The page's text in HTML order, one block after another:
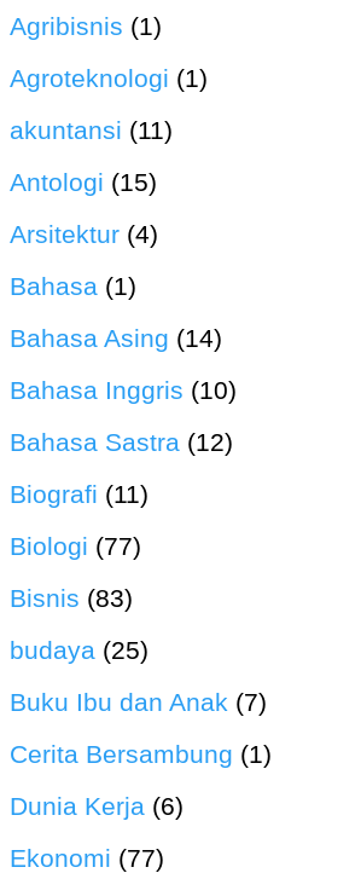
Agribisnis (1)
Agroteknologi (1)
akuntansi (11)
Antologi (15)
Arsitektur (4)
Bahasa (1)
Bahasa Asing (14)
Bahasa Inggris (10)
Bahasa Sastra (12)
Biografi (11)
Biologi (77)
Bisnis (83)
budaya (25)
Buku Ibu dan Anak (7)
Cerita Bersambung (1)
Dunia Kerja (6)
Ekonomi (77)